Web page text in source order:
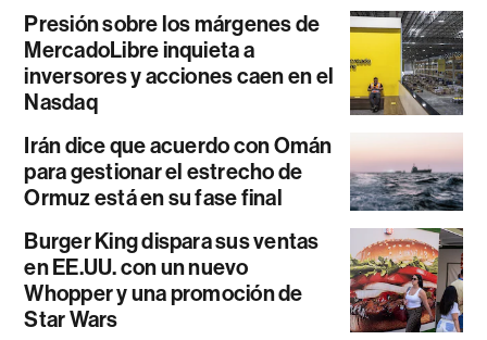
Presión sobre los márgenes de
MercadoLibre inquieta a
inversores y acciones caen en el
Nasdaq
Irán dice que acuerdo con Omán
para gestionar el estrecho de
Ormuz está en su fase final
Burger King dispara sus ventas
en EE.UU. con un nuevo
Whopper y una promoción de
Star Wars